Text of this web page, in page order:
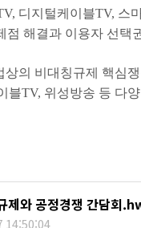
디지털케이블TV, 스
해결과 이용자 선택
의 비대칭규제 핵심
블TV, 위성방송 등 다
제와 공정경쟁 간담회
14:50:04